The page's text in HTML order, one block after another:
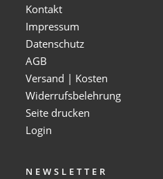
Kontakt
Impressum
Datenschutz
AGB
Versand | Kosten
Widerrufsbelehrung
Seite drucken
Login
NEWSLETTER